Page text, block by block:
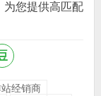
为您提供高匹配
经销商